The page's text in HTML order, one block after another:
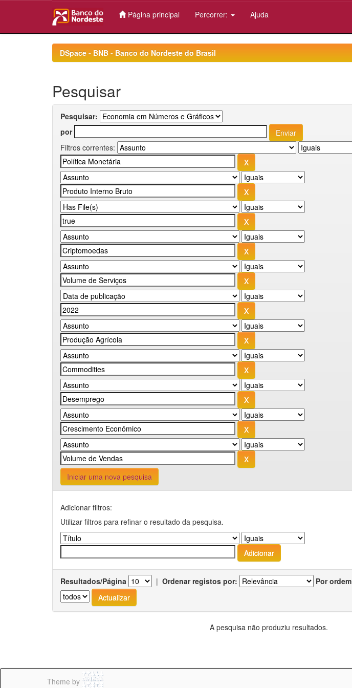
Página principal Percorrer: Ajuda
DSpace - BNB - Banco do Nordeste do Brasil
Pesquisar
Pesquisar:
por
Filtros correntes:
Iniciar uma nova pesquisa
Adicionar filtros:
Utilizar filtros para refinar o resultado da pesquisa.
Resultados/Página | Ordenar registos por: Por ordem
A pesquisa não produziu resultados.
Theme by